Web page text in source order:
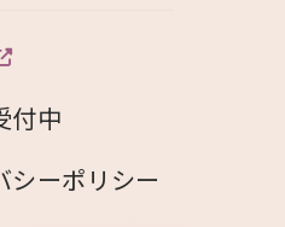
付中
シーポリシー